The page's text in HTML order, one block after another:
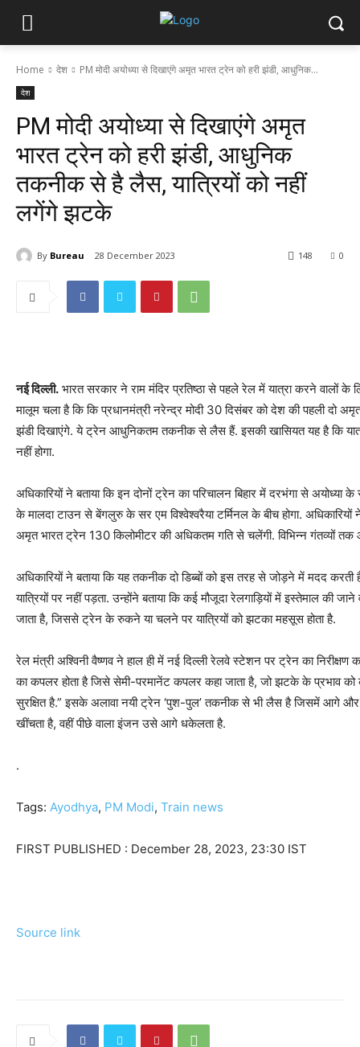
Home देश PM मोदी अयोध्या से दिखाएंगे अमृत भारत ट्रेन को हरी झंडी, आधुनिक...
देश
PM मोदी अयोध्या से दिखाएंगे अमृत
भारत ट्रेन को हरी झंडी, आधुनिक
तकनीक से है लैस, यात्रियों को नहीं
लगेंगे झटके
By Bureau 28 December 2023 0
148
नई दिल्ली. भारत सरकार ने राम मंदिर प्रतिष्ठा से पहले रेल में यात्रा करने
मालूम चला है कि कि प्रधानमंत्री नरेन्द्र मोदी 30 दिसंबर को देश की पहली दो
झंडी दिखाएंगे. ये ट्रेन आधुनिकतम तकनीक से लैस हैं. इसकी खासियत यह है कि
नहीं होगा.
अधिकारियों ने बताया कि इन दोनों ट्रेन का परिचालन बिहार में दरभंगा से
के मालदा टाउन से बेंगलुरु के सर एम विश्वेश्वरैया टर्मिनल के बीच होगा.
अमृत भारत ट्रेन 130 किलोमीटर की अधिकतम गति से चलेंगी. विभिन्न गंतव्यों तक
अधिकारियों ने बताया कि यह तकनीक दो डिब्बों को इस तरह से जोड़ने में मदद
यात्रियों पर नहीं पड़ता. उन्होंने बताया कि कई मौजूदा रेलगाड़ियों में इस्तेमाल की
जाता है, जिससे ट्रेन के रुकने या चलने पर यात्रियों को झटका महसूस होता है.
रेल मंत्री अश्विनी वैष्णव ने हाल ही में नई दिल्ली रेलवे स्टेशन पर ट्रेन का
का कपलर होता है जिसे सेमी-परमानेंट कपलर कहा जाता है, जो झटके के प्रभाव
सुरक्षित है.” इसके अलावा नयी ट्रेन ‘पुश-पुल’ तकनीक से भी लैस है जिसमें आगे
खींचता है, वहीं पीछे वाला इंजन उसे आगे धकेलता है.
.
Tags: Ayodhya, PM Modi, Train news
FIRST PUBLISHED : December 28, 2023, 23:30 IST
Source link